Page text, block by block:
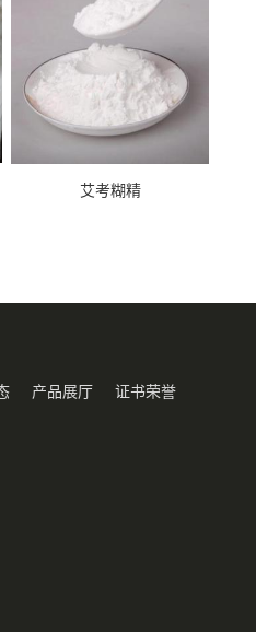
艾考糊精
产品展厅 证书荣誉